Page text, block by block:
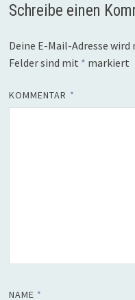
Schreibe einen
Deine E-Mail-Adresse
Felder sind mit * markiert
KOMMENTAR *
NAME *